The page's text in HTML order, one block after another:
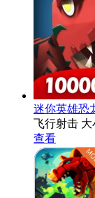
迷你英雄恐
飞行射击 大
查看